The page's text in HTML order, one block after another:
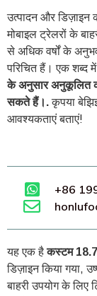
उत्पादन और
मोबाइल ट्रेलरों के
से अधिक वर्षों के
परिचित हैं। एक शब्द
के अनुसार अनुकूलित
सकते हैं।.कृपया
आवश्यकताएं बताएं!
+86
यह एक हैकस्टम
डिज़ाइन किया गया,
बाहरी उपयोग के